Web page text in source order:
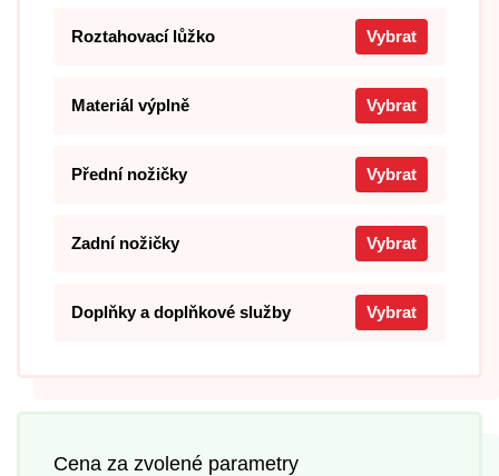
Roztahovací lůžko Vybrat
Materiál výplně Vybrat
Přední nožičky Vybrat
Zadní nožičky Vybrat
Doplňky a doplňkové služby Vybrat
Cena za zvolené parametry